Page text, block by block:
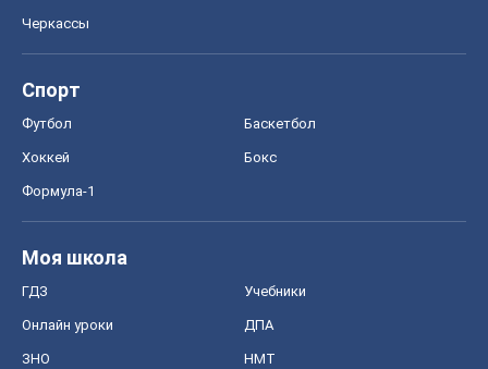
Черкассы
Спорт
Футбол Баскетбол
Хоккей Бокс
Формула-1
Моя школа
ГДЗ Учебники
Онлайн уроки ДПА
ЗНО НМТ